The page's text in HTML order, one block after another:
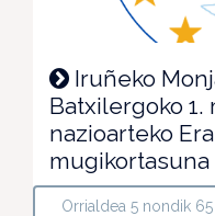
Iruñeko
Batxilergoko 1.
nazioarteko
mugikortasuna
Orrialdea 5 nondik 65